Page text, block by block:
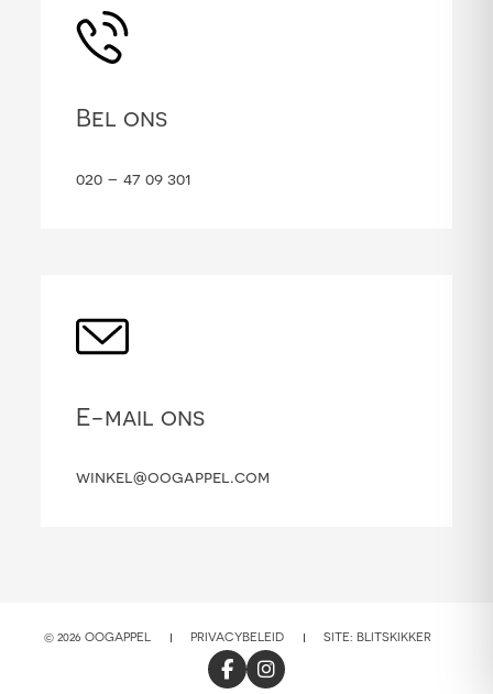
Bel ons
020 – 47 09 301
E-mail ons
winkel@oogappel.com
© 2026 OOGAPPEL PRIVACYBELEID SITE: BLITSKIKKER